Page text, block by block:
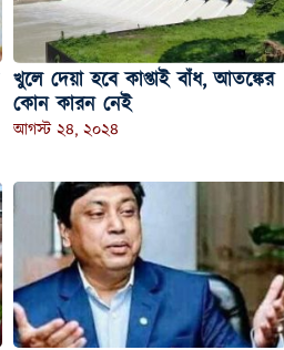
খুলে দেয়া হবে কাপ্তাই বাঁধ, আতঙ্কের
কোন কারন নেই
আগস্ট ২৪, ২০২৪